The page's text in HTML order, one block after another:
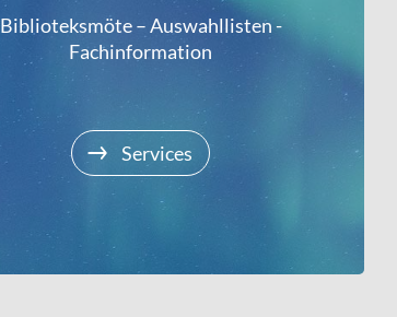
Biblioteksmöte – Auswahllisten -
Fachinformation
Services